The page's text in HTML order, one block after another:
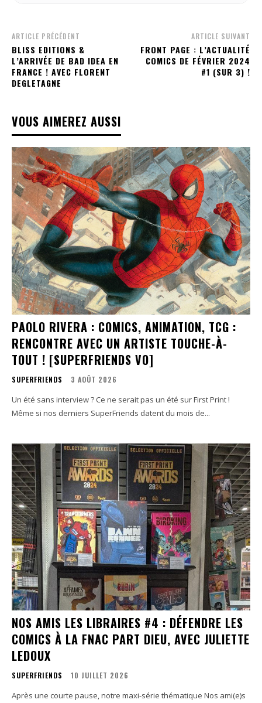
ARTICLE PRÉCÉDENT
BLISS EDITIONS &
L’ARRIVÉE DE BAD IDEA EN
FRANCE ! AVEC FLORENT
DEGLETAGNE
ARTICLE SUIVANT
FRONT PAGE : L’ACTUALITÉ
COMICS DE FÉVRIER 2024
#1 (SUR 3) !
VOUS AIMEREZ AUSSI
PAOLO RIVERA : COMICS, ANIMATION, TCG :
RENCONTRE AVEC UN ARTISTE TOUCHE-À-
TOUT ! [SUPERFRIENDS VO]
SUPERFRIENDS 3 AOÛT 2026
Un été sans interview ? Ce ne serait pas un été sur First Print !
Même si nos derniers SuperFriends datent du mois de...
NOS AMIS LES LIBRAIRES #4 : DÉFENDRE LES
COMICS À LA FNAC PART DIEU, AVEC JULIETTE
LEDOUX
SUPERFRIENDS 10 JUILLET 2026
Après une courte pause, notre maxi-série thématique Nos ami(e)s